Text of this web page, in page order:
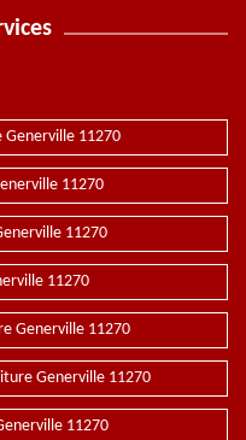
11270
11270
11270
11270
Generville 11270
Generville 11270
11270